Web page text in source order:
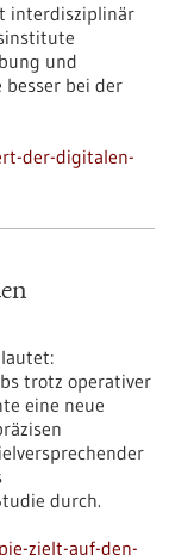
interdisziplinär
und
bei der
der-digitalen-
trotz operativer
eine neue
durch.
zielt-auf-den-